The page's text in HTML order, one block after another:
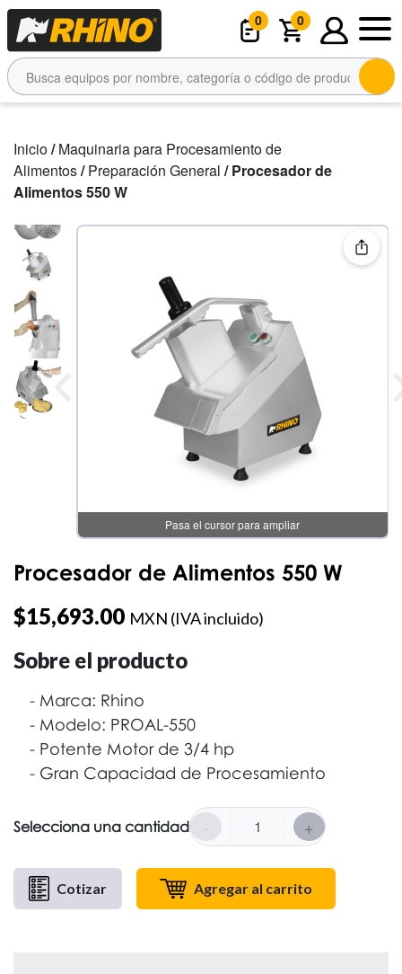
0 0
Inicio/Maquinaria para Procesamiento de
Alimentos/Preparación General / Procesador de
Alimentos 550 W
Pasa el cursor para ampliar
Procesador de Alimentos 550 W
$15,693.00 MXN (IVA incluido)
Sobre el producto
Marca: Rhino
Modelo: PROAL-550
Potente Motor de 3/4 hp
Gran Capacidad de Procesamiento
Selecciona una cantidad +
Cotizar Agregar al carrito